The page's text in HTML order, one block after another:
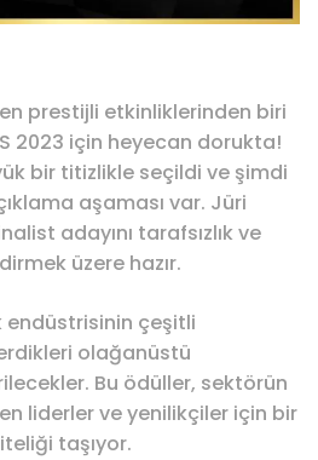
en prestijli etkinliklerinden biri
2023 için heyecan dorukta!
bir titizlikle seçildi ve şimdi
aşaması var. Jüri
adayını tarafsızlık ve
üzere hazır.
endüstrisinin çeşitli
olağanüstü
Bu ödüller, sektörün
liderler ve yenilikçiler için bir
taşıyor.